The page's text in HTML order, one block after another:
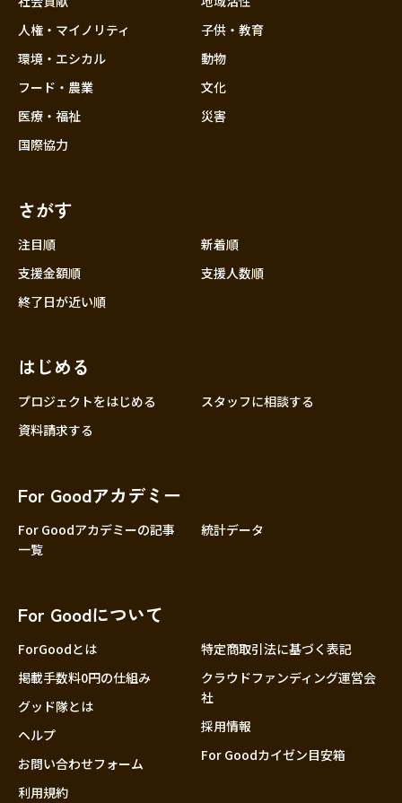
人権・マイノリティ
環境・エシカル
フード・農業
医療・福祉
国際協力
子供・教育
動物
文化
災害
さがす
注目順
新着順
支援金額順
支援人数順
終了日が近い順
はじめる
プロジェクトをはじめる
スタッフに相談する
資料請求する
For Goodアカデミー
For Goodアカデミーの記事
一覧
統計データ
For Goodについて
ForGoodとは
掲載手数料0円の仕組み
グッド隊とは
ヘルプ
お問い合わせフォーム
利用規約
特定商取引法に基づく表記
クラウドファンディング運営会
社
採用情報
For Goodカイゼン目安箱